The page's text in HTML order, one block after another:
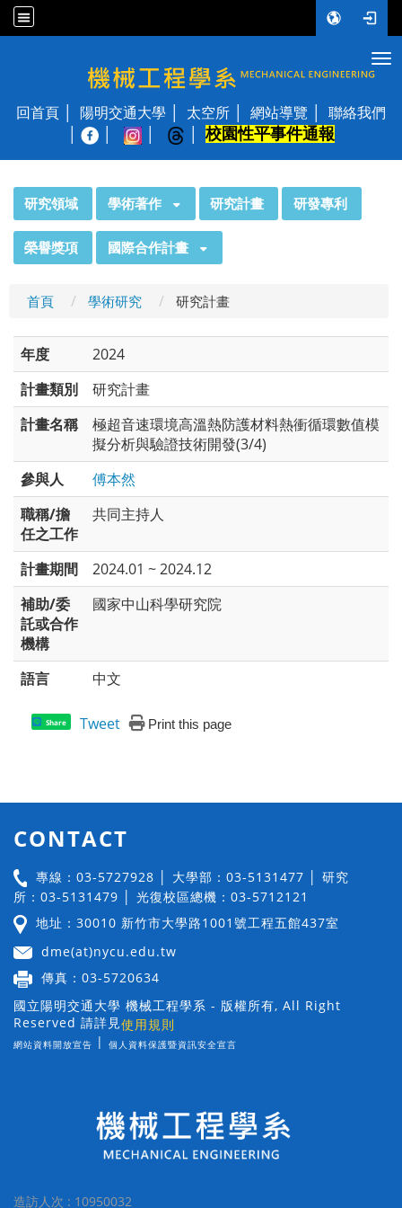
國立陽明交通大學 機械工程學系
回首頁 陽明交通大學 太空所 網站導覽
聯絡我們
校園性平事件通報
研究領域 學術著作 研究計畫 研發專利
榮譽獎項 國際合作計畫
首頁 學術研究 研究計畫
年度
2024
計畫類別
研究計畫
計畫名稱
極超音速環境高溫熱防護材料熱衝循環數值模
擬分析與驗證技術開發(3/4)
參與人
傅本然
職稱/擔
任之工作
共同主持人
計畫期間
2024.01 ~ 2024.12
補助/委
託或合作
機構
國家中山科學研究院
語言 中文
Share Tweet Print this page
CONTACT
專線：03-5727928 │ 大學部：03-5131477 │ 研究
所：03-5131479 │ 光復校區總機：03-5712121
地址：30010 新竹市大學路1001號工程五館437室
dme(at)nycu.edu.tw
傳真：03-5720634
國立陽明交通大學 機械工程學系 - 版權所有, All Right
Reserved 請詳見使用規則
網站資料開放宣告 | 個人資料保護暨資訊安全宣言
造訪人次 : 10950032